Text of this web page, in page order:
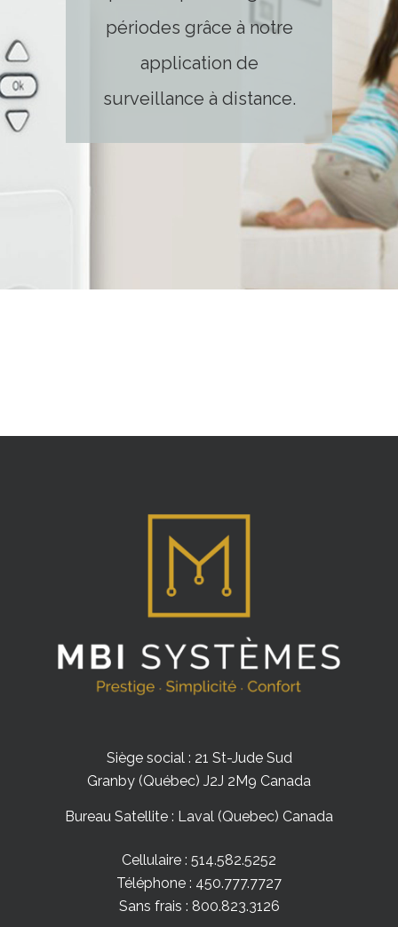
périodes grâce à notre
application de
surveillance à distance.
Siège social : 21 St-Jude Sud
Granby (Québec) J2J 2M9 Canada
Bureau Satellite : Laval (Quebec) Canada
Cellulaire : 514.582.5252
Téléphone : 450.777.7727
Sans frais : 800.823.3126